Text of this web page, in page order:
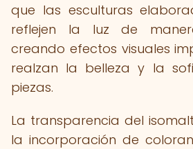
que las esculturas
reflejen la luz de
creando efectos visuales
realzan la belleza y la
piezas.
La transparencia del
la incorporación de